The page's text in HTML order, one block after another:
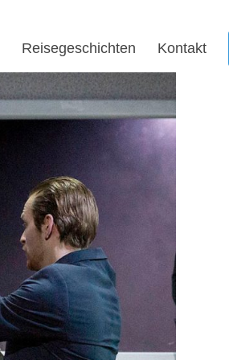
Reisegeschichten Kontakt